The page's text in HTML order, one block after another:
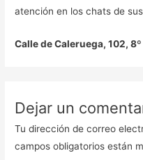
atención en los chats de
Calle de Caleruega, 102,
Dejar un
Tu dirección de correo
campos obligatorios están